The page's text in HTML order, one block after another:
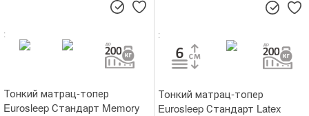
Тонкий матрац-топер
Eurosleep Стандарт Memory
Тонкий матрац-топер
Eurosleep Стандарт Latex